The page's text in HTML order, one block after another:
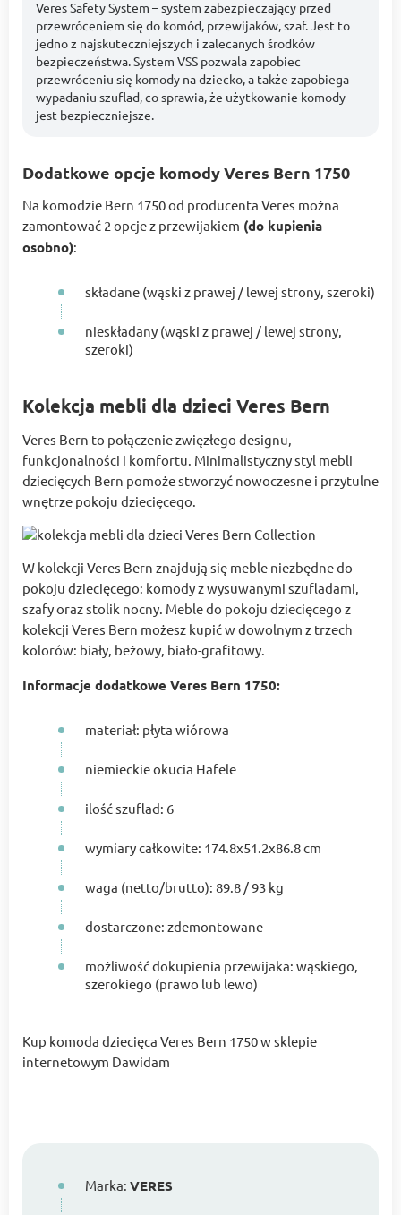
Veres Safety System – system zabezpieczający przed
przewróceniem się do komód, przewijaków, szaf. Jest to
jedno z najskuteczniejszych i zalecanych środków
bezpieczeństwa. System VSS pozwala zapobiec
przewróceniu się komody na dziecko, a także zapobiega
wypadaniu szuflad, co sprawia, że użytkowanie komody
jest bezpieczniejsze.
Dodatkowe opcje komody Veres Bern 1750
Na komodzie Bern 1750 od producenta Veres można
zamontować 2 opcje z przewijakiem (do kupienia
osobno):
składane (wąski z prawej / lewej strony, szeroki)
nieskładany (wąski z prawej / lewej strony,
szeroki)
Kolekcja mebli dla dzieci Veres Bern
Veres Bern to połączenie zwięzłego designu,
funkcjonalności i komfortu. Minimalistyczny styl mebli
dziecięcych Bern pomoże stworzyć nowoczesne i przytulne
wnętrze pokoju dziecięcego.
W kolekcji Veres Bern znajdują się meble niezbędne do
pokoju dziecięcego: komody z wysuwanymi szufladami,
szafy oraz stolik nocny. Meble do pokoju dziecięcego z
kolekcji Veres Bern możesz kupić w dowolnym z trzech
kolorów: biały, beżowy, biało-grafitowy.
Informacje dodatkowe Veres Bern 1750:
materiał: płyta wiórowa
niemieckie okucia Hafele
ilość szuflad: 6
wymiary całkowite: 174.8x51.2x86.8 cm
waga (netto/brutto): 89.8 / 93 kg
dostarczone: zdemontowane
możliwość dokupienia przewijaka: wąskiego,
szerokiego (prawo lub lewo)
Kup komoda dziecięca Veres Bern 1750 w sklepie
internetowym Dawidam
Marka: VERES